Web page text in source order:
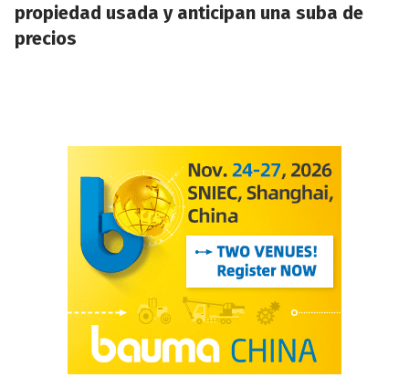
propiedad usada y anticipan una suba de
precios